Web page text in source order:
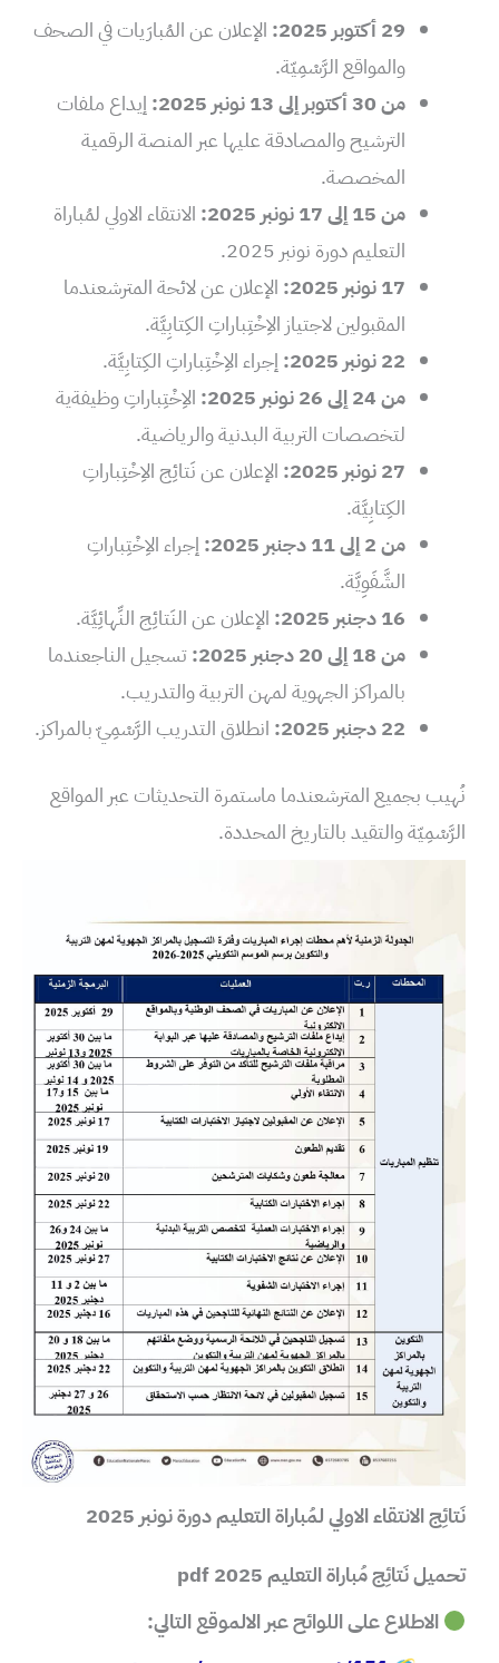
29 أكتوبر 2025:
الإعلان عن المُبارَيات في الصحف
والمواقع الرَّسْمِيّة.
من 30 أكتوبر إلى 13 نونبر 2025:
إيداع ملفات
الترشيح والمصادقة عليها عبر المنصة الرقمية
المخصصة.
من 15 إلى 17 نونبر 2025:
الانتقاء الاولي لمُباراة
التعليم دورة نونبر 2025.
17 نونبر 2025:
الإعلان عن لائحة المترشعندما
المقبولين لاجتياز الاِخْتِباراتِ الكِتابِيَّة.
22 نونبر 2025:
إجراء الاِخْتِباراتِ الكِتابِيَّة.
من 24 إلى 26 نونبر 2025:
الاِخْتِباراتِ وظيفةية
لتخصصات التربية البدنية والرياضية.
27 نونبر 2025:
الإعلان عن نَتائِج الاِخْتِباراتِ
الكِتابِيَّة.
من 2 إلى 11 دجنبر 2025:
إجراء الاِخْتِباراتِ
الشَّفَوِيَّة.
16 دجنبر 2025:
الإعلان عن النَتائِج النِّهائِيَّة.
من 18 إلى 20 دجنبر 2025:
تسجيل الناجعندما
بالمراكز الجهوية لمهن التربية والتدريب.
22 دجنبر 2025:
انطلاق التدريب الرَّسْمِيّ بالمراكز.
نُهيب بجميع المترشعندما ماستمرة التحديثات عبر المواقع
الرَّسْمِيّة والتقيد بالتاريخ المحددة.
نَتائِج الانتقاء الاولي لمُباراة التعليم دورة نونبر 2025
تحميل نَتائِج مُباراة التعليم 2025 pdf
الاطلاع على اللوائح عبر الالموقع التالي: